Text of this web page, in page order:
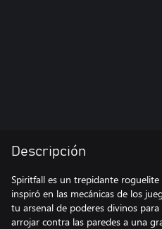
Descripción
Spiritfall es un trepidante
inspiró en las mecánicas de los
tu arsenal de poderes divinos
arrojar contra las paredes a una